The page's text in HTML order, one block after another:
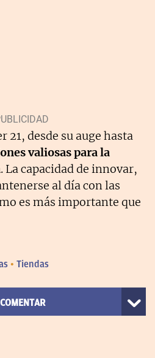
21, desde su auge hasta
valiosas para la
. La capacidad de innovar,
al día con las
es más importante que
Tiendas
COMENTAR